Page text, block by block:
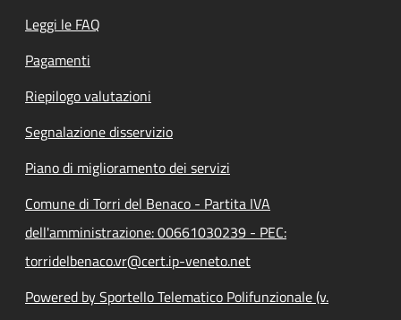
Leggi le FAQ
Pagamenti
Riepilogo valutazioni
Segnalazione disservizio
Piano di miglioramento dei servizi
Comune di Torri del Benaco - Partita IVA
dell'amministrazione: 00661030239 - PEC:
torridelbenaco.vr@cert.ip-veneto.net
Powered by Sportello Telematico Polifunzionale (v.